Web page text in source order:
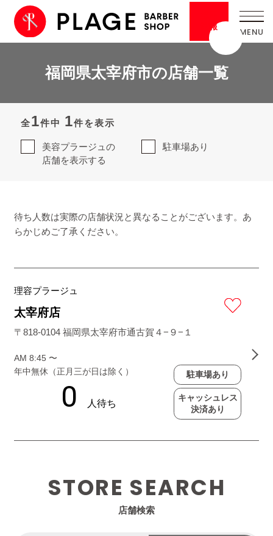
情報
福岡県太宰府市の店舗一覧
全1件中 1件を表示
美容プラージュの
店舗を表示する
駐車場あり
待ち人数は実際の店舗状況と異なることがございます。あ
らかじめご了承ください。
理容プラージュ
太宰府店
〒818-0104 福岡県太宰府市通古賀４−９−１
AM 8:45 〜
年中無休（正月三が日は除く）
駐車場あり
キャッシュレス
決済あり
STORE SEARCH
店舗検索